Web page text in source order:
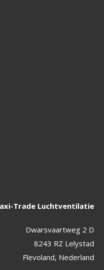
Trade Luchtventilatie
Dwarsvaartweg 2 D
8243 RZ Lelystad
Flevoland, Nederland